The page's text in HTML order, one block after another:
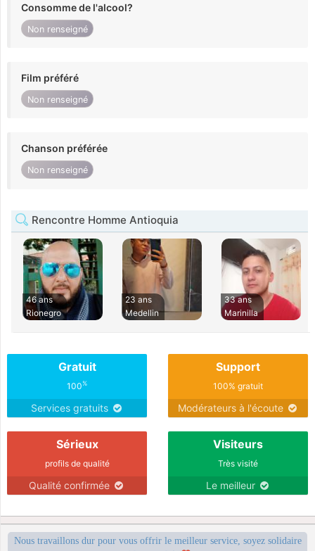
Consomme de l'alcool?
Non renseigné
Film préféré
Non renseigné
Chanson préférée
Non renseigné
Rencontre Homme Antioquia
46 ans
Rionegro
23 ans
Medellin
33 ans
Marinilla
Gratuit
100%
Services gratuits
Support
100% gratuit
Modérateurs à l'écoute
Sérieux
profils de qualité
Qualité confirmée
Visiteurs
Très visité
Le meilleur
Nous travaillons dur pour vous offrir le meilleur service, soyez solidaire